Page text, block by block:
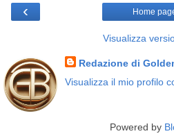
‹ Home
Visualizza
Redazione di
Visualizza il mio profilo
Powered by